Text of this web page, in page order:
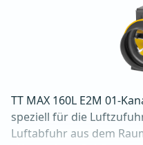
TT MAX 160L E2M 01-
speziell für die
Luftabfuhr aus dem